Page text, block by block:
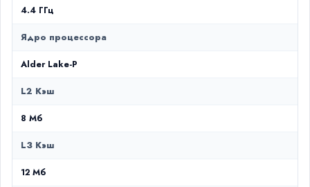
4.4 ГГц
Ядро процессора
Alder Lake-P
L2 Кэш
8 Мб
L3 Кэш
12 Мб